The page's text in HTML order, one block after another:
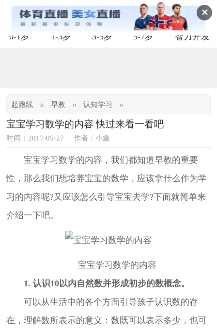
✕
0-1岁 1-3岁 3-5岁 5-7岁 智力开发
起跑线 » 早教 » 认知学习 »
宝宝学习数学的内容 快过来看一看吧
时间：2017-05-27 作者：小鑫
宝宝学习数学的内容，我们都知道早教的重要
性，那么我们想培养宝宝的数学，应该拿什么作为学
习的内容呢?又应该怎么引导宝宝去学?下面就简单来
介绍一下吧。
宝宝学习数学的内容
1. 认识10以内自然数并形成初步的数概念。
可以从生活中的各个方面引导孩子认识数的存
在，理解数所表示的意义：数既可以表示多少，也可